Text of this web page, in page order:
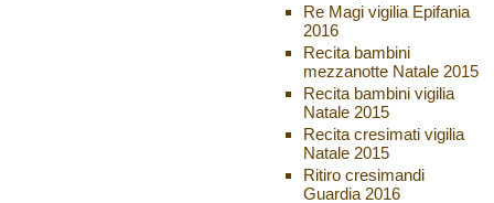
Re Magi vigilia Epifania
2016
Recita bambini
mezzanotte Natale 2015
Recita bambini vigilia
Natale 2015
Recita cresimati vigilia
Natale 2015
Ritiro cresimandi
Guardia 2016